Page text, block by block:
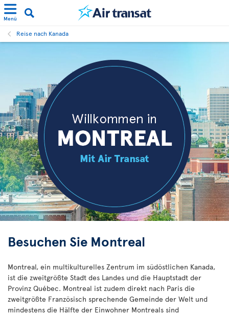
Menü
Reise nach Kanada
Besuchen Sie Montreal
Montreal, ein multikulturelles Zentrum im südöstlichen Kanada,
ist die zweitgrößte Stadt des Landes und die Hauptstadt der
Provinz Québec. Montreal ist zudem direkt nach Paris die
zweitgrößte Französisch sprechende Gemeinde der Welt und
mindestens die Hälfte der Einwohner Montreals sind